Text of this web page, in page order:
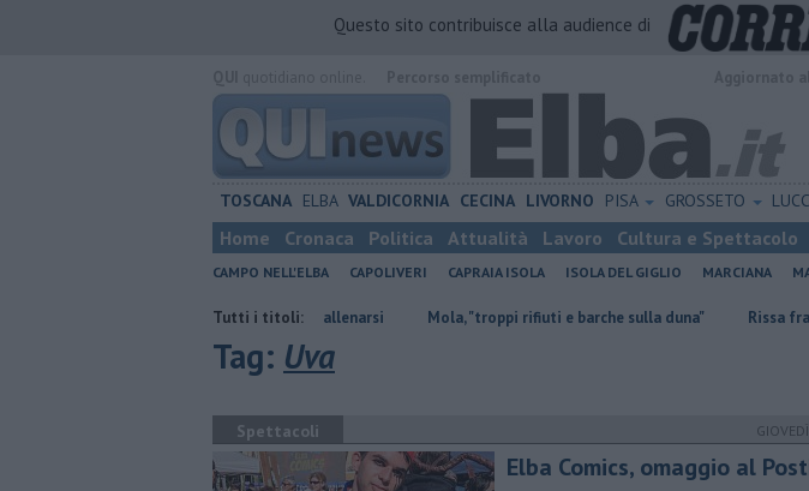
Questo sito contribuisce alla audience di
TOSCANA ELBA VALDICORNIA CECINA LIVORNO PISA GROSSETO
Home Cronaca Politica Attualità Lavoro Cultura e Spettacolo
CAMPO NELL'ELBA CAPOLIVERI CAPRAIA ISOLA ISOLA DEL GIGLIO MARCIANA
Tutti i titoli:
Oceano a remi, all'Elba per allenarsi Mola, "troppi rifiuti e barche sulla duna" Rissa fra detenuti,
Tag: Uva
Spettacoli GIOVEDÌ
Elba Comics, omaggio al